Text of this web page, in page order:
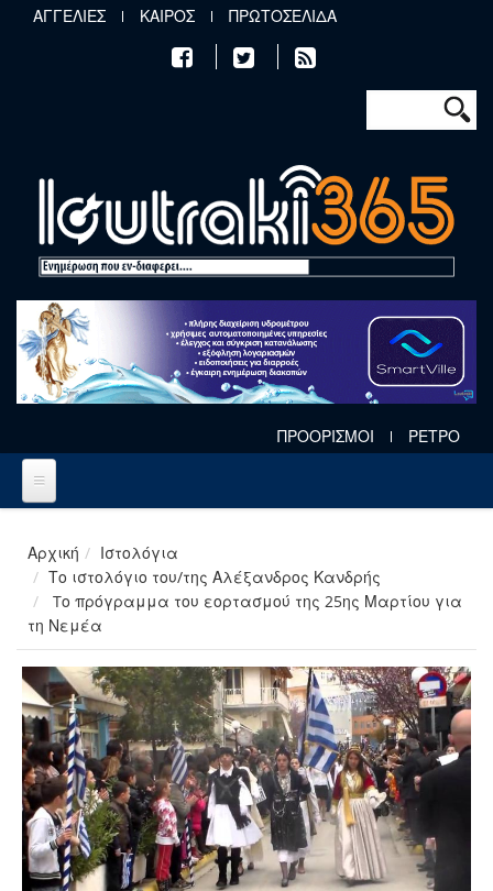
Παράκαμψη προς το κυρίως περιεχόμενο
ΑΓΓΕΛΙΕΣ ΚΑΙΡΟΣ ΠΡΩΤΟΣΕΛΙΔΑ
Φόρμα
Αναζήτηση
ΠΡΟΟΡΙΣΜΟΙ ΡΕΤΡΟ
Αρχική
Ιστολόγια
Το ιστολόγιο του/της Αλέξανδρος Κανδρής
Tο πρόγραμμα του εορτασμού της 25ης Μαρτίου για
τη Νεμέα